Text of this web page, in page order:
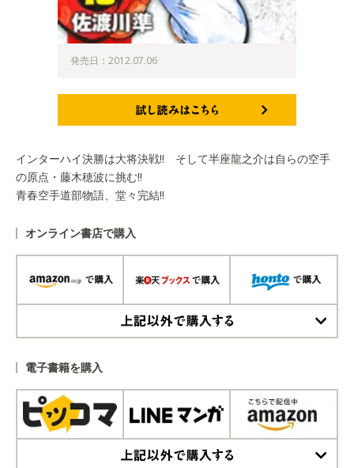
発売日：2012.07.06
インターハイ決勝は大将決戦!! そして半座龍之介は自らの空手
の原点・藤木穂波に挑む!!
青春空手道部物語、堂々完結!!
オンライン書店で購入
電子書籍を購入